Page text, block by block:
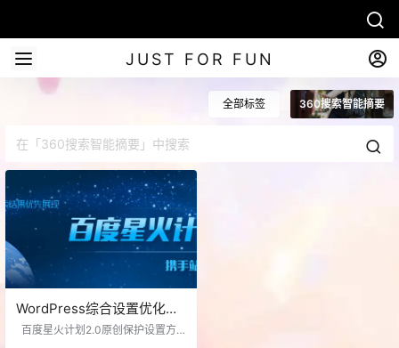
JUST FOR FUN
全部标签 360搜索智能摘要
WordPress综合设置优化百
度星火计划2.0原创保护和
百度星火计划2.0原创保护设置方